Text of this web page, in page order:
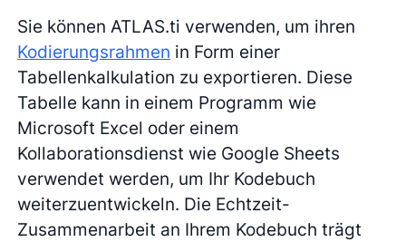
Sie können ATLAS.ti verwenden, um ihren
Kodierungsrahmen in Form einer
Tabellenkalkulation zu exportieren. Diese
Tabelle kann in einem Programm wie
Microsoft Excel oder einem
Kollaborationsdienst wie Google Sheets
verwendet werden, um Ihr Kodebuch
weiterzuentwickeln. Die Echtzeit-
Zusammenarbeit an Ihrem Kodebuch trägt